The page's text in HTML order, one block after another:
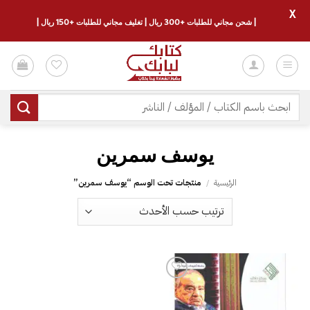
للمحتوى
البحث
عن:
يوسف سمرين
الرئيسية / منتجات تحت الوسم “يوسف سمرين”
إضافة
إلى
قائمة
| شحن مجاني للطلبات +300 ريال | تغليف مجاني للطلبات +150 ريال |
X